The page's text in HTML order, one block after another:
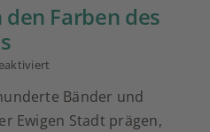
Farben des
erstrahlt
in
Bänder und
Ewigen Stadt prägen,